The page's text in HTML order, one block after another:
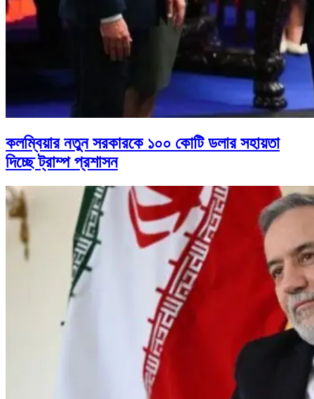
কলম্বিয়ার নতুন সরকারকে ১০০ কোটি ডলার সহায়তা
দিচ্ছে ট্রাম্প প্রশাসন